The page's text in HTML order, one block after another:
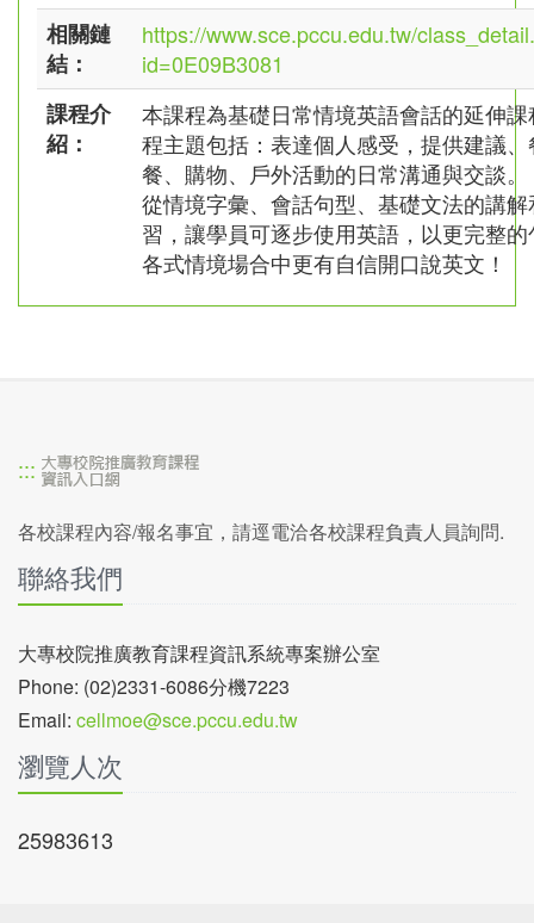
相關鏈
結：
https://www.sce.pccu.edu.tw/
id=0E09B3081
課程介
紹：
本課程為基礎日常情境英語會話的延伸
程主題包括：表達個人感受，提供建議
餐、購物、戶外活動的日常溝通與交談。
從情境字彙、會話句型、基礎文法的講
習，讓學員可逐步使用英語，以更完整
各式情境場合中更有自信開口說英文！
:::
各校課程內容/報名事宜，請逕電洽各校課程負責人員詢問.
聯絡我們
大專校院推廣教育課程資訊系統專案辦公室
Phone: (02)2331-6086分機7223
Email: cellmoe@sce.pccu.edu.tw
瀏覽人次
25983613